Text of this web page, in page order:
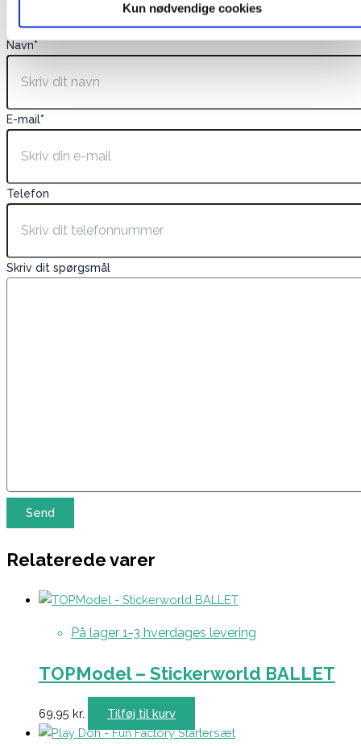
Kun nødvendige cookies
Navn*
E-mail*
Telefon
Skriv dit spørgsmål
Relaterede varer
På lager 1-3 hverdages levering
TOPModel – Stickerworld BALLET
69,95 kr. Tilføj til kurv